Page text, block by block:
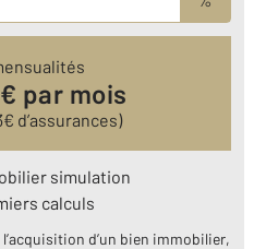
€ par mois
€ d’assurances)
simulation
calculs
d’un bien immobilier,